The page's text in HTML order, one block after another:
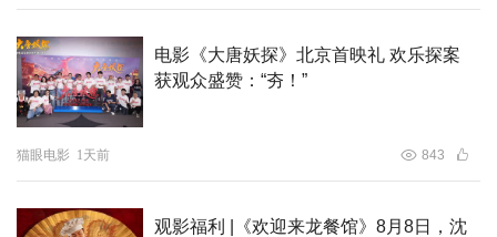
电影《大唐妖探》北京首映礼 欢乐探案
获观众盛赞：“夯！”
猫眼电影 1天前 843
观影福利 |《欢迎来龙餐馆》8月8日，沈